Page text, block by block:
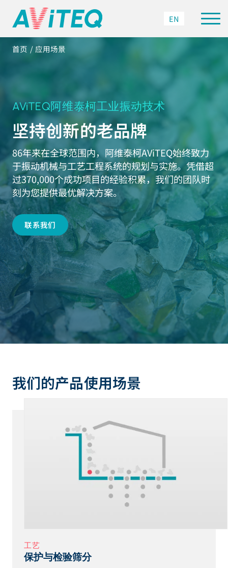
EN
首页 应用场景
AViTEQ阿维泰柯工业振动技术
坚持创新的老品牌
86年来在全球范围内，阿维泰柯AViTEQ始终致力
于振动机械与工艺工程系统的规划与实施。凭借超
过370,000个成功项目的经验积累，我们的团队时
刻为您提供最优解决方案。
联系我们
我们的产品使用场景
工艺
保护与检验筛分